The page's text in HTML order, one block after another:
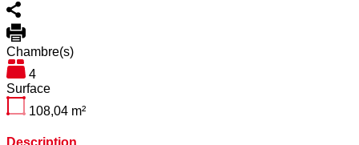
Chambre(s)
4
Surface
108,04 m²
Description